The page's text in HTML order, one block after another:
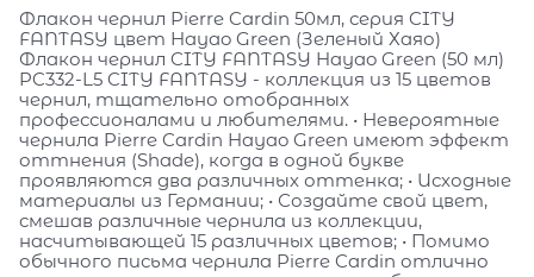
Флакон чернил Pierre Cardin 50мл, серия CITY
FANTASY цвет Hayao Green (Зеленый Хаяо)
Флакон чернил CITY FANTASY Hayao Green (50 мл)
PC332-L5 CITY FANTASY - коллекция из 15 цветов
чернил, тщательно отобранных
профессионалами и любителями. • Невероятные
чернила Pierre Cardin Hayao Green имеют эффект
оттнения (Shade), когда в одной букве
проявляются два различных оттенка; • Исходные
материалы из Германии; • Создайте свой цвет,
смешав различные чернила из коллекции,
насчитывающей 15 различных цветов; • Помимо
обычного письма чернила Pierre Cardin отлично